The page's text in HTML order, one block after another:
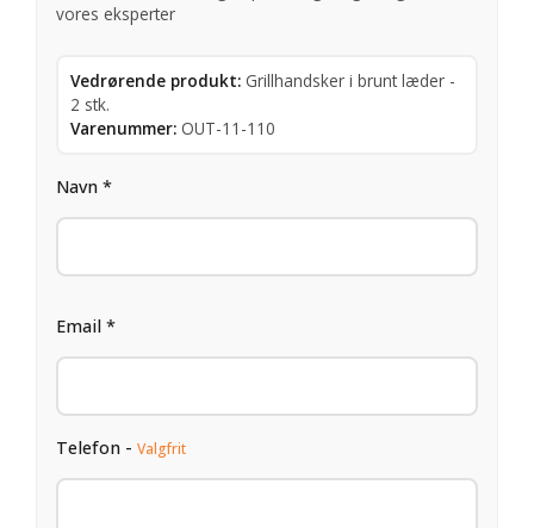
vores eksperter
Vedrørende produkt: Grillhandsker i brunt læder -
2 stk.
Varenummer: OUT-11-110
Navn *
Email *
Telefon - Valgfrit